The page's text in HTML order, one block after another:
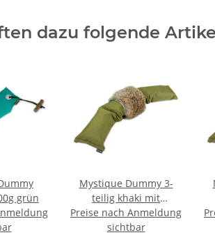
dazu folgende
grün
Mystique Dummy 3-
teilig khaki mit
Kaninchenfell 1,0 kg
Preise nach Anmeldung
sichtbar